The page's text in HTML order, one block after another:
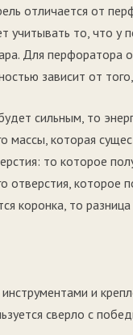
отличается от
учитывать то, что
Для
зависит от
сильным, то
массы, которая
то которое
которое
коронка, то
и
сверло с